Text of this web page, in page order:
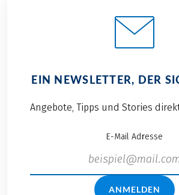
EIN NEWSLETTER, DER
Angebote, Tipps und Stories
E-Mail Adresse
ANMELDEN